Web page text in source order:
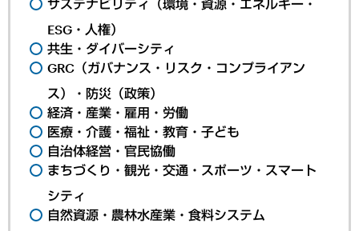
サステナビリティ（環境・資源・エネルギー・
ESG・人権）
共生・ダイバーシティ
GRC（ガバナンス・リスク・コンプライアン
ス）・防災（政策）
経済・産業・雇用・労働
医療・介護・福祉・教育・子ども
自治体経営・官民協働
まちづくり・観光・交通・スポーツ・スマート
シティ
自然資源・農林水産業・食料システム